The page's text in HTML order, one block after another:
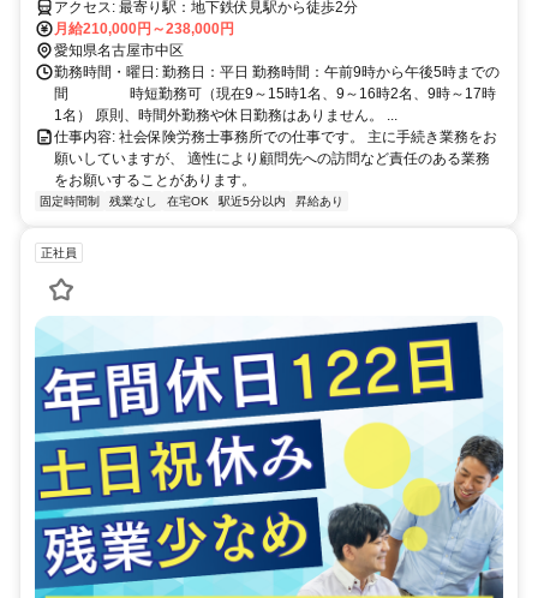
アクセス: 最寄り駅：地下鉄伏見駅から徒歩2分
月給210,000円～238,000円
愛知県名古屋市中区
勤務時間・曜日: 勤務日：平日 勤務時間：午前9時から午後5時までの
間 時短勤務可（現在9～15時1名、9～16時2名、9時～17時
1名） 原則、時間外勤務や休日勤務はありません。 ...
仕事内容: 社会保険労務士事務所での仕事です。 主に手続き業務をお
願いしていますが、 適性により顧問先への訪問など責任のある業務
をお願いすることがあります。
固定時間制 残業なし 在宅OK 駅近5分以内 昇給あり
正社員